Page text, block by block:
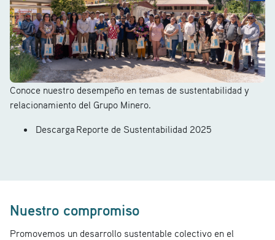
Conoce nuestro desempeño en temas de sustentabilidad y
relacionamiento del Grupo Minero.
Descarga Reporte de Sustentabilidad 2025
Nuestro compromiso
Promovemos un desarrollo sustentable colectivo en el